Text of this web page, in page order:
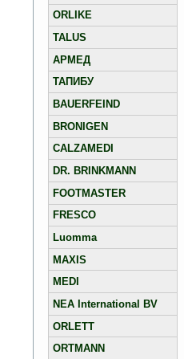
ORLIKE
TALUS
АРМЕД
ТАПИБУ
BAUERFEIND
BRONIGEN
CALZAMEDI
DR. BRINKMANN
FOOTMASTER
FRESCO
Luomma
MAXIS
MEDI
NEA International BV
ORLETT
ORTMANN